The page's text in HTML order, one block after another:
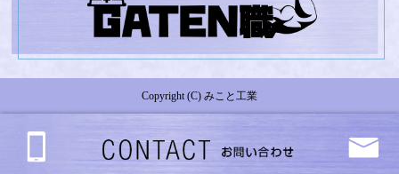
Copyright (C) みこと工業